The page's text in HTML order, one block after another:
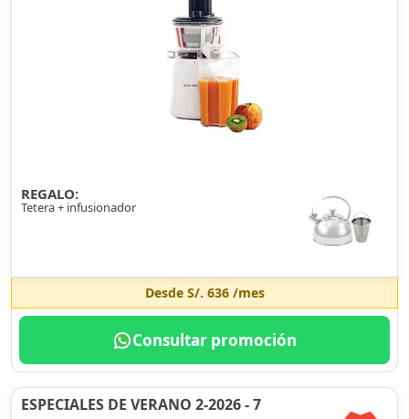
REGALO:
Tetera + infusionador
Desde S/. 636/mes
Consultar promoción
ESPECIALES DE VERANO 2-2026 - 7